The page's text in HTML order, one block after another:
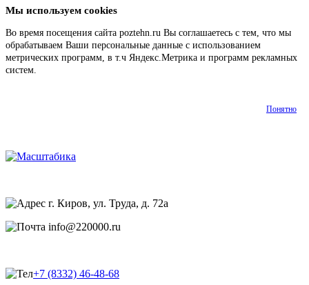
Мы используем cookies
Во время посещения сайта poztehn.ru Вы соглашаетесь с тем, что мы
обрабатываем Ваши персональные данные с использованием
метрических программ, в т.ч Яндекс.Метрика и программ рекламных
систем.
Понятно
г. Киров, ул. Труда, д. 72а
info@220000.ru
+7 (8332) 46-48-68